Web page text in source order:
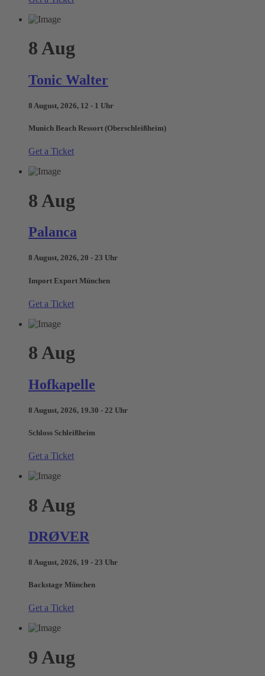
8Aug
Tonic Walter
8 August, 2026, 12 - 1 Uhr
Munich Beach Ressort (Oberschleißheim)
Get a Ticket
8 Aug
Palanca
8 August, 2026, 20 - 23 Uhr
Import Export München
Get a Ticket
8 Aug
Hofkapelle
8 August, 2026, 19.30 - 22 Uhr
Schloss Schleißheim
Get a Ticket
8 Aug
DRØVER
8 August, 2026, 19 - 23 Uhr
Backstage München
Get a Ticket
9 Aug